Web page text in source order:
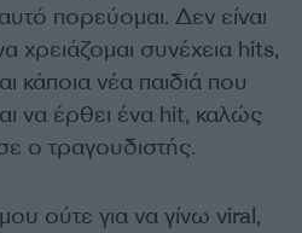
πορεύομαι. Δεν είναι
χρειάζομαι συνέχεια hits,
κάποια νέα παιδιά που
να έρθει ένα hit, καλώς
ο τραγουδιστής.
ούτε για να γίνω viral,